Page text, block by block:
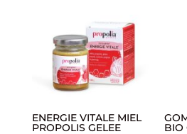
ENERGIE VITALE MIEL
PROPOLIS GELEE BIO